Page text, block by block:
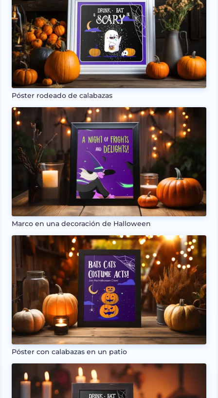
Póster rodeado de calabazas
Marco en una decoración de Halloween
Póster con calabazas en un patio